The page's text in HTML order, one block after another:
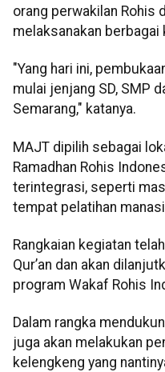
orang perwakilan Rohis
melaksanakan
"Yang hari ini,
mulai jenjang SD, SMP
Semarang," katanya.
MAJT dipilih sebagai
Ramadhan Rohis
terintegrasi, seperti
tempat pelatihan
Rangkaian kegiatan
Qur’an dan akan
program Wakaf Rohis
Dalam rangka
juga akan melakukan
kelengkeng yang